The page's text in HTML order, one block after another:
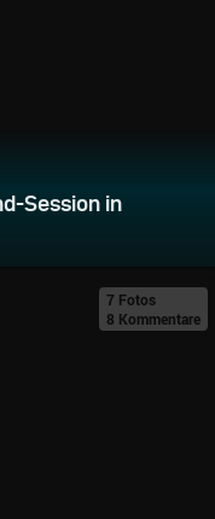
Session in
7 Fotos
8 Kommentare